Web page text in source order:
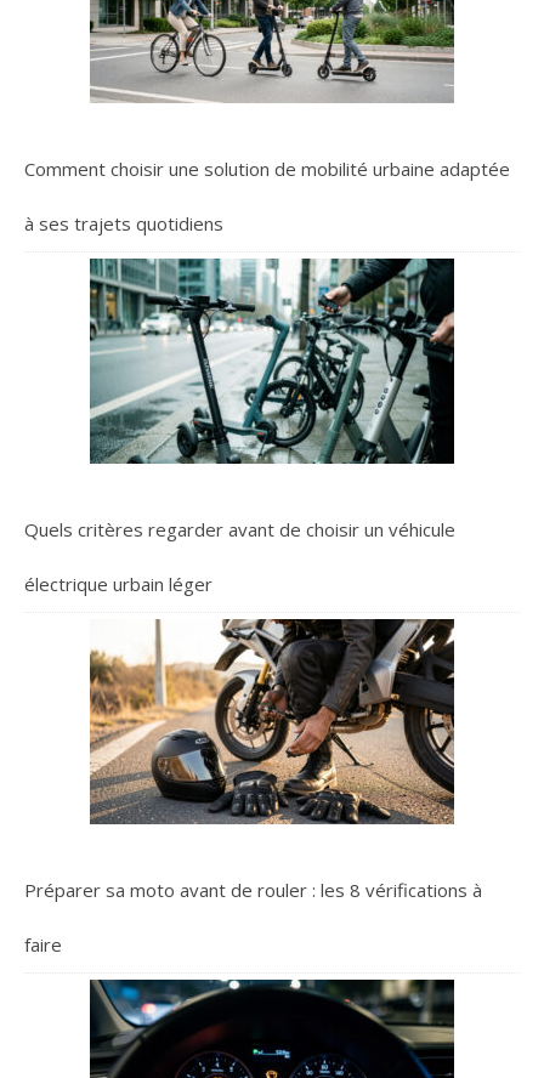
Comment choisir une solution de mobilité urbaine adaptée
à ses trajets quotidiens
Quels critères regarder avant de choisir un véhicule
électrique urbain léger
Préparer sa moto avant de rouler : les 8 vérifications à
faire